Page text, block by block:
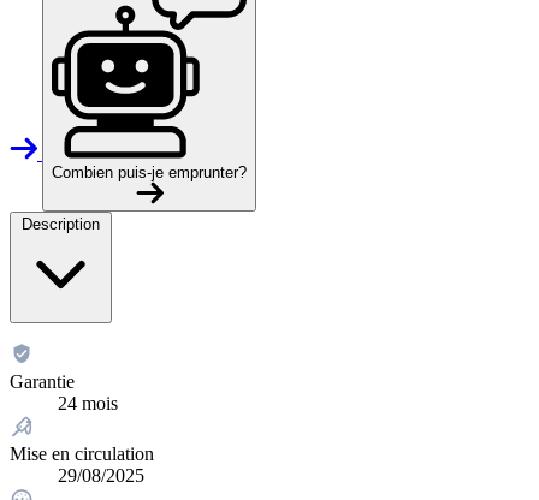
Combien puis-je emprunter?
Description
Garantie
24 mois
Mise en circulation
29/08/2025